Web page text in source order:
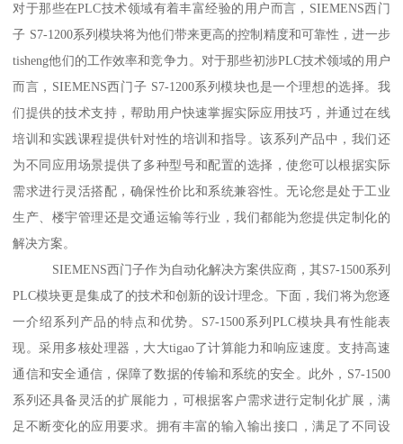
对于那些在PLC技术领域有着丰富经验的用户而言，SIEMENS西门
子 S7-1200系列模块将为他们带来更高的控制精度和可靠性，进一步
tisheng他们的工作效率和竞争力。对于那些初涉PLC技术领域的用户
而言，SIEMENS西门子 S7-1200系列模块也是一个理想的选择。我
们提供的技术支持，帮助用户快速掌握实际应用技巧，并通过在线
培训和实践课程提供针对性的培训和指导。该系列产品中，我们还
为不同应用场景提供了多种型号和配置的选择，使您可以根据实际
需求进行灵活搭配，确保性价比和系统兼容性。无论您是处于工业
生产、楼宇管理还是交通运输等行业，我们都能为您提供定制化的
解决方案。
SIEMENS西门子作为自动化解决方案供应商，其S7-1500系列
PLC模块更是集成了的技术和创新的设计理念。下面，我们将为您逐
一介绍系列产品的特点和优势。S7-1500系列PLC模块具有性能表
现。采用多核处理器，大大tigao了计算能力和响应速度。支持高速
通信和安全通信，保障了数据的传输和系统的安全。此外，S7-1500
系列还具备灵活的扩展能力，可根据客户需求进行定制化扩展，满
足不断变化的应用要求。拥有丰富的输入输出接口，满足了不同设